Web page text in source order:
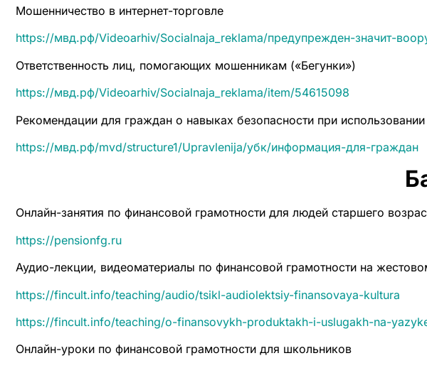
Мошенничество в интернет-торговле
https://мвд.рф/Videoarhiv/Socialnaja_reklama/предупрежден-значит-
Ответственность лиц, помогающих мошенникам («Бегунки»)
https://мвд.рф/Videoarhiv/Socialnaja_reklama/item/54615098
Рекомендации для граждан о навыках безопасности при
https://мвд.рф/mvd/structure1/Upravlenija/убк/информация-для-граждан
Онлайн-занятия по финансовой грамотности для людей старшего
https://pensionfg.ru
Аудио-лекции, видеоматериалы по финансовой грамотности на
https://fincult.info/teaching/audio/tsikl-audiolektsiy-finansovaya-kultura
https://fincult.info/teaching/o-finansovykh-produktakh-i-uslugakh-na-
Онлайн-уроки по финансовой грамотности для школьников